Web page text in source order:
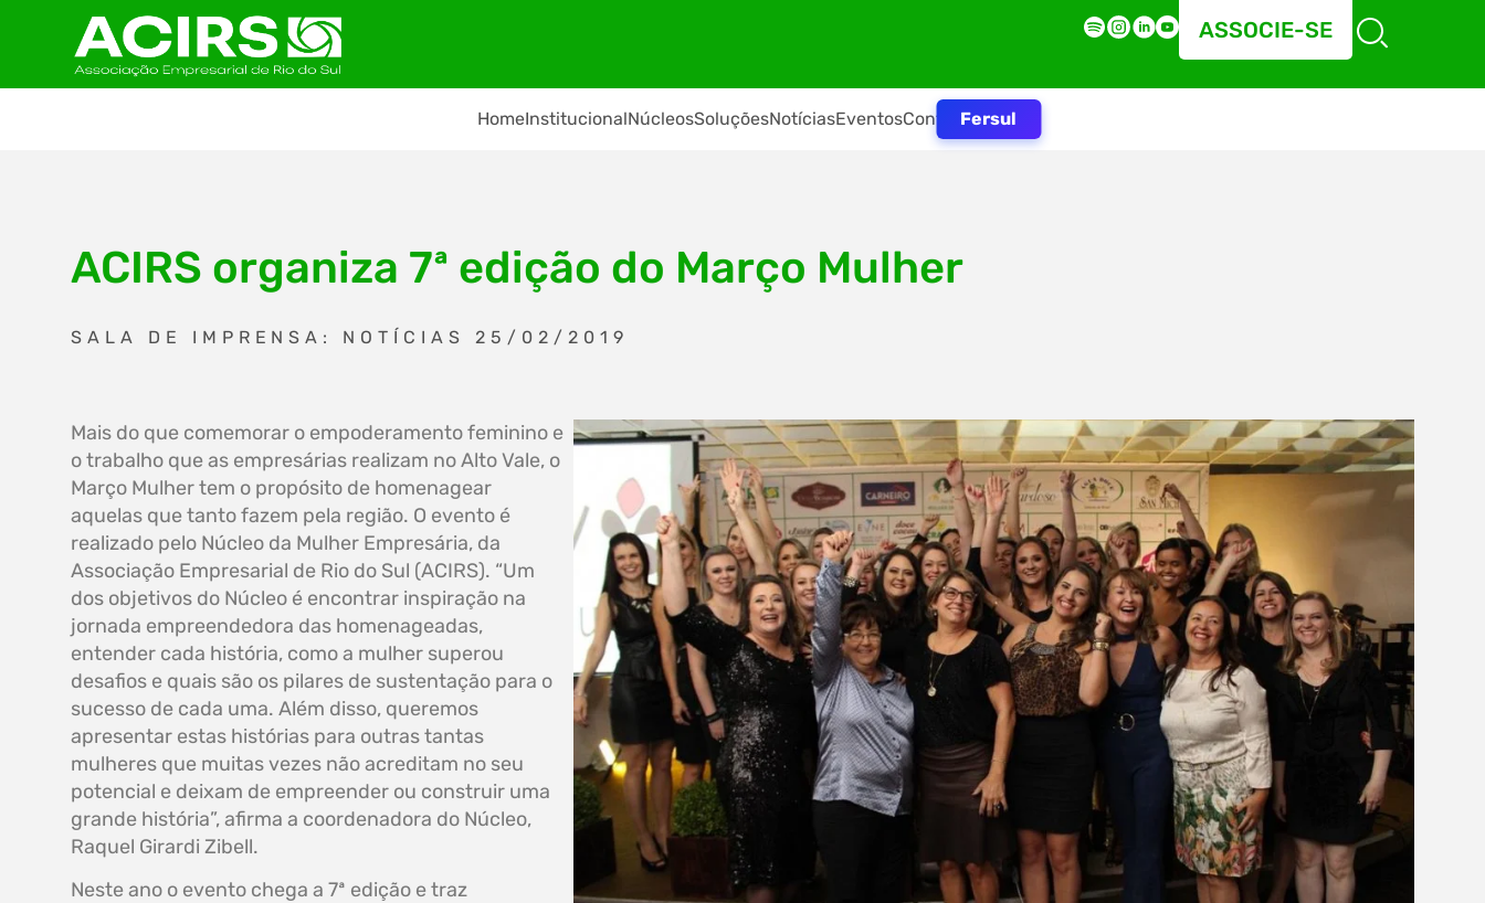
ASSOCIE-SE
HomeInstitucionalNúcleosSoluçõesNotíciasEventosContatoFersul
ACIRS organiza 7ª edição do Março Mulher
SALA DE IMPRENSA: NOTÍCIAS 25/02/2019
Mais do que comemorar o empoderamento feminino e
o trabalho que as empresárias realizam no Alto Vale, o
Março Mulher tem o propósito de homenagear
aquelas que tanto fazem pela região. O evento é
realizado pelo Núcleo da Mulher Empresária, da
Associação Empresarial de Rio do Sul (ACIRS). “Um
dos objetivos do Núcleo é encontrar inspiração na
jornada empreendedora das homenageadas,
entender cada história, como a mulher superou
desafios e quais são os pilares de sustentação para o
sucesso de cada uma. Além disso, queremos
apresentar estas histórias para outras tantas
mulheres que muitas vezes não acreditam no seu
potencial e deixam de empreender ou construir uma
grande história”, afirma a coordenadora do Núcleo,
Raquel Girardi Zibell.
Neste ano o evento chega a 7ª edição e traz